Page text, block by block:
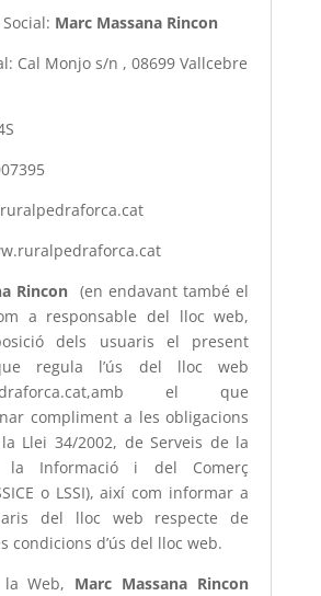
Marc Massana Rincon
Cal Monjo s/n , 08699 Vallcebre
Rincon (en endavant també el
a responsable del lloc web,
dels usuaris el present
regula l’ús del lloc web
el que
compliment a les obligacions
Llei 34/2002, de Serveis de la
la Informació i del Comerç
o LSSI), així com informar a
del lloc web respecte de
condicions d’ús del lloc web.
Web, Marc Massana Rincon